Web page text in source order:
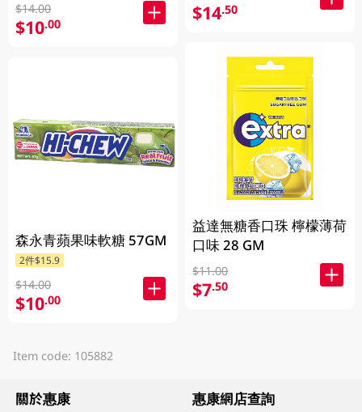
$14.00
$10.00
森永青蘋果味軟糖 57GM
2件$15.9
$14.00
$10.00
$14.50
益達無糖香口珠 檸檬薄荷
口味 28 GM
$11.00
$7.50
Item code: 105882
關於惠康 惠康網店查詢